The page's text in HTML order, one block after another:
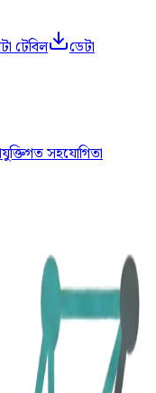
টেবিল
ডেটা
সহযোগিতা